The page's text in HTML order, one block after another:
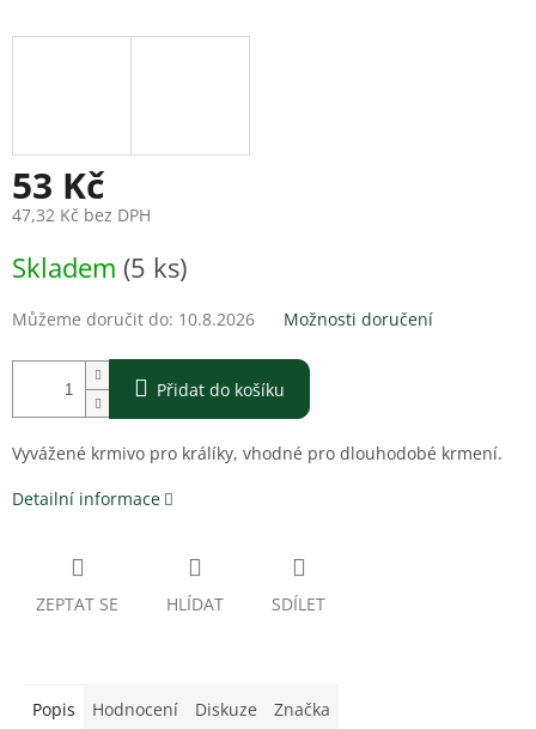
53 Kč
47,32 Kč bez DPH
cena:
Skladem (5 ks)
Můžeme doručit do: 10.8.2026 Možnosti doručení
Přidat do košíku
Vyvážené krmivo pro králíky, vhodné pro dlouhodobé krmení.
Detailní informace
ZEPTAT SE HLÍDAT SDÍLET
Popis Hodnocení Diskuze Značka